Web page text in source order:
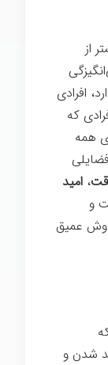
از
افرادی
که
همه
، امید
و
عمیق
شدن و